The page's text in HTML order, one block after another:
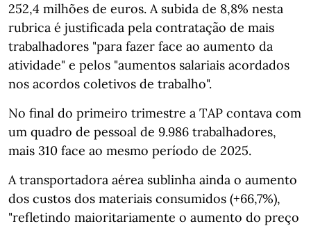
252,4 milhões de euros. A subida de 8,8% nesta
rubrica é justificada pela contratação de mais
trabalhadores "para fazer face ao aumento da
atividade" e pelos "aumentos salariais acordados
nos acordos coletivos de trabalho".
No final do primeiro trimestre a TAP contava com
um quadro de pessoal de 9.986 trabalhadores,
mais 310 face ao mesmo período de 2025.
A transportadora aérea sublinha ainda o aumento
dos custos dos materiais consumidos (+66,7%),
"refletindo maioritariamente o aumento do preço